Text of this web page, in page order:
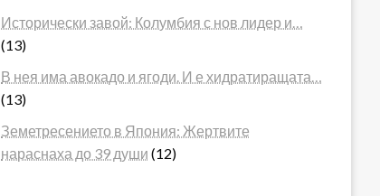
Исторически завой: Колумбия с нов лидер и…
(13)
В нея има авокадо и ягоди. И е хидратиращата…
(13)
Земетресението в Япония: Жертвите
нараснаха до 39 души (12)